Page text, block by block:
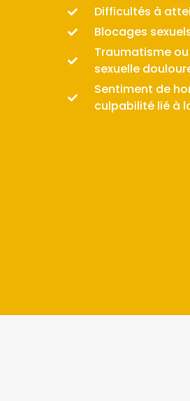
Difficultés à
Blocages
Traumatisme
sexuelle
Sentiment de
culpabilité lié à